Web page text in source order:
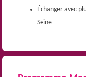
Échanger avec
Seine